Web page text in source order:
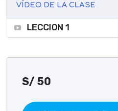
VÍDEO DE LA CLASE
LECCION 1
S/ 50